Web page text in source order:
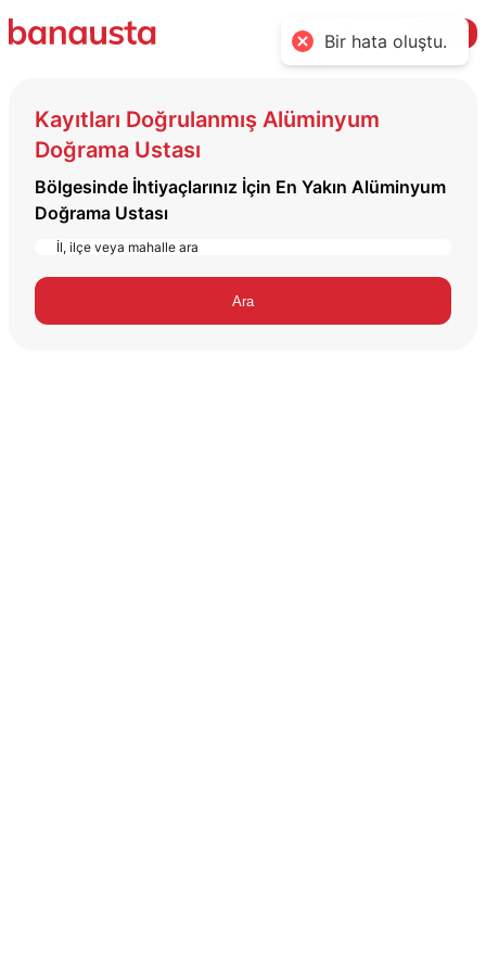
Giriş Kayıt Başvur
Kayıtları Doğrulanmış Alüminyum
Doğrama Ustası
Bölgesinde İhtiyaçlarınız İçin En Yakın Alüminyum
Doğrama Ustası
Ara
Bir hata oluştu.